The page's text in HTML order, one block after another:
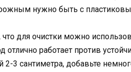
нужно быть с
что для очистки можно
отлично работает против
2-3 сантиметра, добавьте